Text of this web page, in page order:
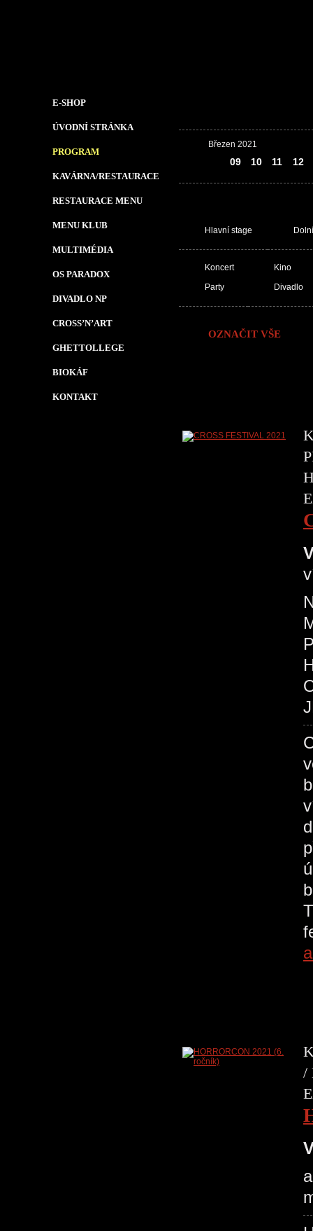
E-SHOP
ÚVODNÍ STRÁNKA
PROGRAM
KAVÁRNA/RESTAURACE
RESTAURACE MENU
MENU KLUB
MULTIMÉDIA
OS PARADOX
DIVADLO NP
CROSS’N’ART
GHETTOLLEGE
BIOKÁF
KONTAKT
Březen 2021
09 10 11 12
Hlavní stage
Koncert
Party
Kino
Divadlo
OZNAČIT VŠE
/